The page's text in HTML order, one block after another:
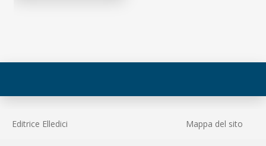
Editrice Elledici Mappa del sito